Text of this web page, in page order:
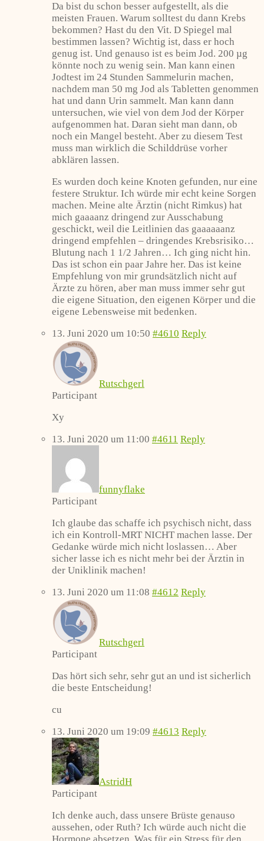
Da bist du schon besser aufgestellt, als die
meisten Frauen. Warum solltest du dann Krebs
bekommen? Hast du den Vit. D Spiegel mal
bestimmen lassen? Wichtig ist, dass er hoch
genug ist. Und genauso ist es beim Jod. 200 µg
könnte noch zu wenig sein. Man kann einen
Jodtest im 24 Stunden Sammelurin machen,
nachdem man 50 mg Jod als Tabletten genommen
hat und dann Urin sammelt. Man kann dann
untersuchen, wie viel von dem Jod der Körper
aufgenommen hat. Daran sieht man dann, ob
noch ein Mangel besteht. Aber zu diesem Test
muss man wirklich die Schilddrüse vorher
abklären lassen.
Es wurden doch keine Knoten gefunden, nur eine
festere Struktur. Ich würde mir echt keine Sorgen
machen. Meine alte Ärztin (nicht Rimkus) hat
mich gaaaanz dringend zur Ausschabung
geschickt, weil die Leitlinien das gaaaaaanz
dringend empfehlen – dringendes Krebsrisiko…
Blutung nach 1 1/2 Jahren… Ich ging nicht hin.
Das ist schon ein paar Jahre her. Das ist keine
Empfehlung von mir grundsätzlich nicht auf
Ärzte zu hören, aber man muss immer sehr gut
die eigene Situation, den eigenen Körper und die
eigene Lebensweise mit bedenken.
13. Juni 2020 um 10:50 #4610 Reply
Rutschgerl
Participant
Xy
13. Juni 2020 um 11:00 #4611 Reply
funnyflake
Participant
Ich glaube das schaffe ich psychisch nicht, dass
ich ein Kontroll-MRT NICHT machen lasse. Der
Gedanke würde mich nicht loslassen… Aber
sicher lasse ich es nicht mehr bei der Ärztin in
der Uniklinik machen!
13. Juni 2020 um 11:08 #4612 Reply
Rutschgerl
Participant
Das hört sich sehr, sehr gut an und ist sicherlich
die beste Entscheidung!
cu
13. Juni 2020 um 19:09 #4613 Reply
AstridH
Participant
Ich denke auch, dass unsere Brüste genauso
aussehen, oder Ruth? Ich würde auch nicht die